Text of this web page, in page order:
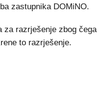
zastupnika DOMiNO.
za razrješenje zbog čega
to razrješenje.